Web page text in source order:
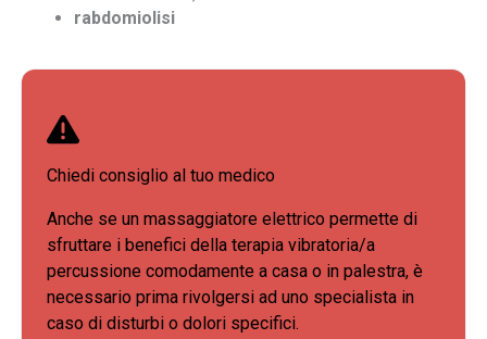
rabdomiolisi
Chiedi consiglio al tuo medico
Anche se un massaggiatore elettrico permette di
sfruttare i benefici della terapia vibratoria/a
percussione comodamente a casa o in palestra, è
necessario prima rivolgersi ad uno specialista in
caso di disturbi o dolori specifici.